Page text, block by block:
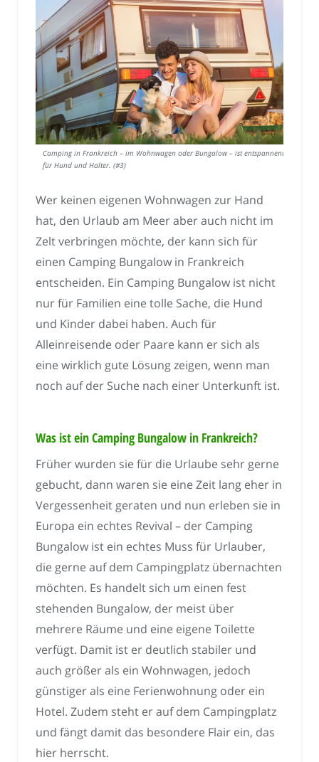
Camping in Frankreich – im Wohnwagen oder Bungalow – ist entspannend
für Hund und Halter. (#3)
Wer keinen eigenen Wohnwagen zur Hand
hat, den Urlaub am Meer aber auch nicht im
Zelt verbringen möchte, der kann sich für
einen Camping Bungalow in Frankreich
entscheiden. Ein Camping Bungalow ist nicht
nur für Familien eine tolle Sache, die Hund
und Kinder dabei haben. Auch für
Alleinreisende oder Paare kann er sich als
eine wirklich gute Lösung zeigen, wenn man
noch auf der Suche nach einer Unterkunft ist.
Was ist ein Camping Bungalow in Frankreich?
Früher wurden sie für die Urlaube sehr gerne
gebucht, dann waren sie eine Zeit lang eher in
Vergessenheit geraten und nun erleben sie in
Europa ein echtes Revival – der Camping
Bungalow ist ein echtes Muss für Urlauber,
die gerne auf dem Campingplatz übernachten
möchten. Es handelt sich um einen fest
stehenden Bungalow, der meist über
mehrere Räume und eine eigene Toilette
verfügt. Damit ist er deutlich stabiler und
auch größer als ein Wohnwagen, jedoch
günstiger als eine Ferienwohnung oder ein
Hotel. Zudem steht er auf dem Campingplatz
und fängt damit das besondere Flair ein, das
hier herrscht.